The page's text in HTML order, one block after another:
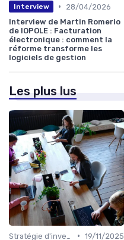
Interview •
28/04/2026
Interview de Martin Romerio
de IOPOLE : Facturation
électronique : comment la
réforme transforme les
logiciels de gestion
Les plus lus
• 19/11/2025